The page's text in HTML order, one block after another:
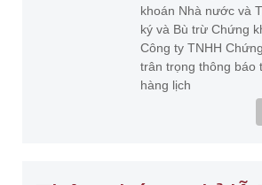
khoán Nhà nước và
ký và Bù trừ Chứng
Công ty TNHH
trân trọng thông báo
hàng lịch